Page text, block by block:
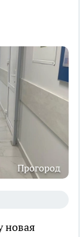
Прогород
новая